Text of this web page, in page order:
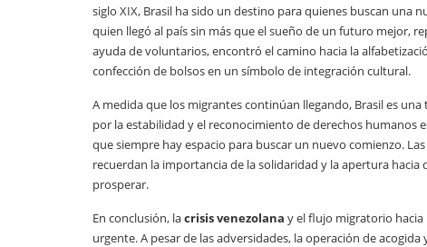
siglo XIX, Brasil ha sido un destino para quienes buscan una
quien llegó al país sin más que el sueño de un futuro mejor,
ayuda de voluntarios, encontró el camino hacia la
confección de bolsos en un símbolo de integración cultural.
A medida que los migrantes continúan llegando, Brasil es
por la estabilidad y el reconocimiento de derechos humanos
que siempre hay espacio para buscar un nuevo comienzo.
recuerdan la importancia de la solidaridad y la apertura
prosperar.
En conclusión, lacrisis venezolana y el flujo migratorio
urgente. A pesar de las adversidades, la operación de